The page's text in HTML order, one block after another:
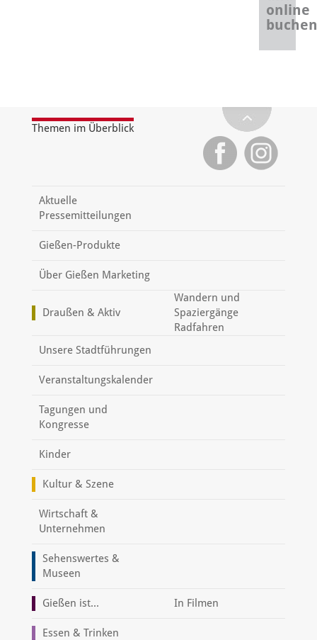
online
buchen
Themen im Überblick
Aktuelle
Pressemitteilungen
Gießen-Produkte
Über Gießen Marketing
Draußen & Aktiv
Wandern und
Spaziergänge
Radfahren
Unsere Stadtführungen
Veranstaltungskalender
Tagungen und
Kongresse
Kinder
Kultur & Szene
Wirtschaft &
Unternehmen
Sehenswertes &
Museen
Gießen ist... In Filmen
Essen & Trinken